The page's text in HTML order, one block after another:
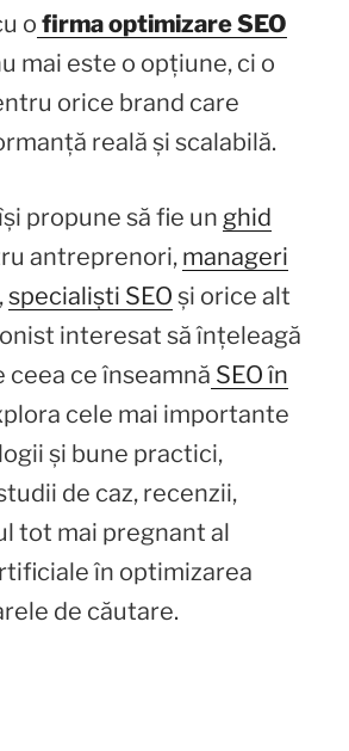
o firma optimizare SEO
mai este o opțiune, ci o
orice brand care
reală și scalabilă.
propune să fie un ghid
antreprenori, manageri
,specialiști SEO și orice alt
interesat să înțeleagă
ce înseamnă SEO în
cele mai importante
și bune practici,
de caz, recenzii,
tot mai pregnant al
în optimizarea
de căutare.